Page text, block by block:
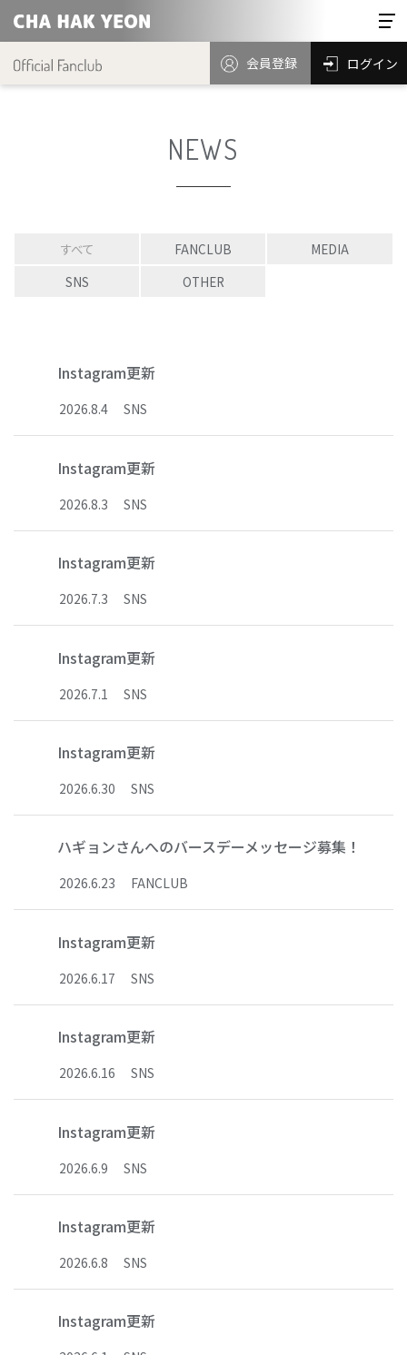
会員登録 ログイン
NEWS
すべて FANCLUB
MEDIA
SNS
OTHER
Instagram更新
2026.8.4 SNS
Instagram更新
2026.8.3 SNS
Instagram更新
2026.7.3 SNS
Instagram更新
2026.7.1 SNS
Instagram更新
2026.6.30 SNS
ハギョンさんへのバースデーメッセージ募集！
2026.6.23 FANCLUB
Instagram更新
2026.6.17 SNS
Instagram更新
2026.6.16 SNS
Instagram更新
2026.6.9 SNS
Instagram更新
2026.6.8 SNS
Instagram更新